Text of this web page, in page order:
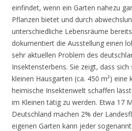
einfindet, wenn ein Garten nahezu
Pflanzen bietet und durch
unterschiedliche Lebensräume
dokumentiert die Ausstellung einen
sehr aktuellen Problem des
Insektensterbens. Sie zeigt, dass
kleinen Hausgarten (ca. 450 m²) eine
heimische Insektenwelt schaffen
im Kleinen tätig zu werden. Etwa 17
Deutschland machen 2% der
eigenen Garten kann jeder